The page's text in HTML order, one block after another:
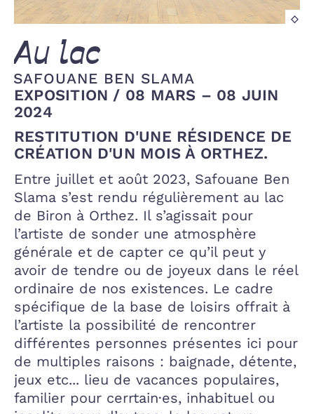
Au lac
SAFOUANE BEN SLAMA
EXPOSITION / 08 MARS – 08 JUIN
2024
RESTITUTION D'UNE RÉSIDENCE DE
CRÉATION D'UN MOIS À ORTHEZ.
Entre juillet et août 2023, Safouane Ben
Slama s’est rendu régulièrement au lac
de Biron à Orthez. Il s’agissait pour
l’artiste de sonder une atmosphère
générale et de capter ce qu’il peut y
avoir de tendre ou de joyeux dans le réel
ordinaire de nos existences. Le cadre
spécifique de la base de loisirs offrait à
l’artiste la possibilité de rencontrer
différentes personnes présentes ici pour
de multiples raisons : baignade, détente,
jeux etc... lieu de vacances populaires,
familier pour cerrtain·es, inhabituel ou